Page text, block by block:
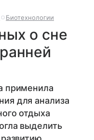
Биотехнологии
о сне
применила
для анализа
отдыха
выделить